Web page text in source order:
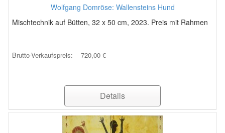
Wolfgang Domröse: Wallensteins Hund
Mischtechnik auf Bütten, 32 x 50 cm, 2023. Preis mit Rahmen
Brutto-Verkaufspreis: 720,00 €
Details